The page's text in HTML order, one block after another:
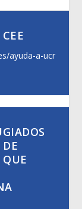
ayuda-a-ucr